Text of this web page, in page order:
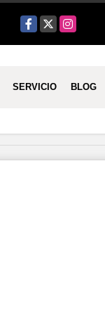
Facebook
X Instagram
SERVICIO BLOG